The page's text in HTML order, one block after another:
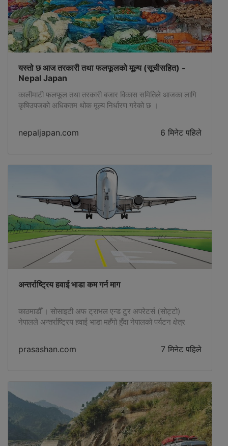
यस्तो छ आज तरकारी तथा फलफूलको मूल्य (सूचीसहित) -
Nepal Japan
कालीमाटी फलफूल तथा तरकारी बजार विकास समितिले आजका लागि
कृषिउपजको अधिकतम थोक मूल्य निर्धारण गरेको छ ।
nepaljapan.com 6 मिनेट पहिले
अन्तर्राष्ट्रिय हवाई भाडा कम गर्न माग
काठमाडौँ । सोसाइटी अफ ट्राभल एन्ड टुर अपरेटर्स (सोट्टो)
नेपालले अन्तर्राष्ट्रिय हवाई भाडा महँगो हुँदा नेपालको पर्यटन क्षेत्र
पत्रकारसँग गरेको अन्तर्क्रियामा अध्यक्ष मानवबहादुर शाहीले
अन्तर्राष्ट्रिय हवाई भाडा अत्यधिक महँगो हुँदा नेपाल आउने पर्यटक
prasashan.com 7 मिनेट पहिले